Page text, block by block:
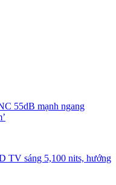
55dB mạnh ngang
TV sáng 5,100 nits, hướng